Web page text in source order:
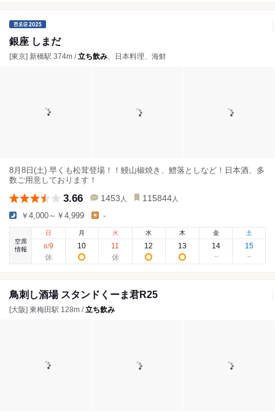
銀座 しまだ
[東京] 新橋駅 374m /立ち飲み、日本料理、海鮮
8月8日(土) 早くも松茸登場！！鰻山椒焼き、鱧落としなど！日本酒、多
数ご用意しております！
3.66 1453 人 115844 人
￥4,000～￥4,999 -
空席
情報
日
8/9
月
10
火
11
水
12
木
13
金
14
土
15
鳥刺し酒場 スタンドくーま君R25
[大阪] 東梅田駅 128m /立ち飲み